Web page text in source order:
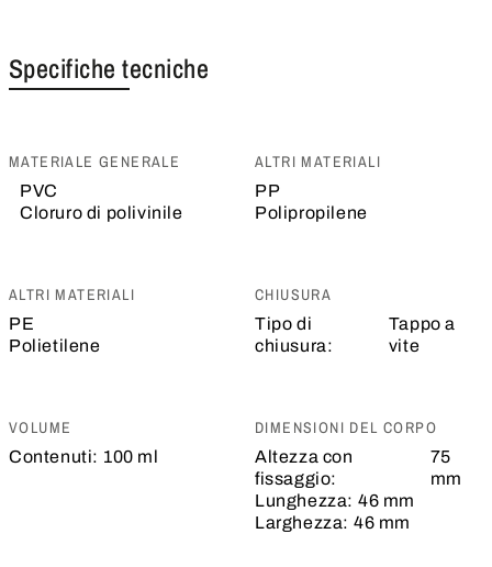
Specifiche tecniche
MATERIALE GENERALE
PVC
Cloruro di polivinile
ALTRI MATERIALI
PP
Polipropilene
ALTRI MATERIALI
PE
Polietilene
CHIUSURA
Tipo di
chiusura:
Tappo a
vite
VOLUME
Contenuti: 100 ml
DIMENSIONI DEL CORPO
Altezza con
fissaggio:
75
mm
Lunghezza: 46 mm
Larghezza: 46 mm